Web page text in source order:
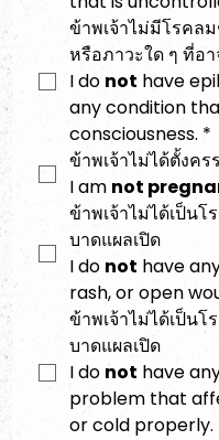
ข้าพเจ้าไม่มีโรคล
หรือภาวะใด ๆ ที่อ
I do not have
any condition
consciousness. *
ข้าพเจ้าไม่ได้ตั้งคร
I am not
ข้าพเจ้าไม่ได้เป็น
บาดแผลเปิด
I do not have
rash, or open
ข้าพเจ้าไม่ได้เป็น
บาดแผลเปิด
I do not have
problem that
or cold properly.